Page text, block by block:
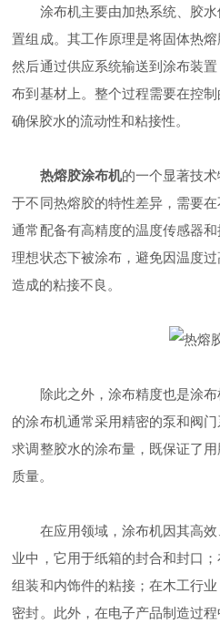
涂布机主要由加热系统、胶水
置组成。其工作原理是将固体热
然后通过供应系统输送到涂布装
布到基材上。整个过程需要在控
确保胶水的流动性和粘接性。
热熔胶涂布机的一个显著技
于不同热熔胶的特性差异，需要
通常配备有高精度的温度传感器
理想状态下被涂布，避免因温度
造成的粘接不良。
除此之外，涂布精度也是涂布
的涂布机通常采用精密的泵和阀
求调整胶水的涂布量，既保证了
质量。
在应用领域，涂布机因其高效
业中，它用于纸箱的封合和封口
组装和内饰件的粘接；在木工行
密封。此外，在电子产品制造过